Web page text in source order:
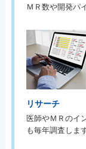
ＭＲ数や開発パ
リサーチ
医師やＭＲのイ
も毎年調査します